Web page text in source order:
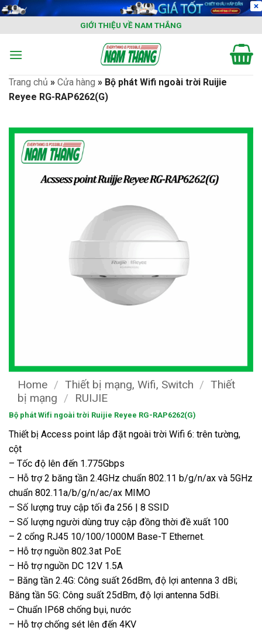
Skip
content
GIỚI THIỆU VỀ NAM THẮNG
Trang chủ » Cửa hàng » Bộ phát Wifi ngoài trời Ruijie
Reyee RG-RAP6262(G)
Home / Thiết bị mạng, Wifi, Switch / Thiết
bị mạng / RUIJIE
Bộ phát Wifi ngoài trời Ruijie Reyee RG-RAP6262(G)
Thiết bị Access point lắp đặt ngoài trời Wifi 6: trên tường,
cột
– Tốc độ lên đến 1.775Gbps
– Hỗ trợ 2 băng tần 2.4GHz chuẩn 802.11 b/g/n/ax và 5GHz
chuẩn 802.11a/b/g/n/ac/ax MIMO
– Số lượng truy cập tối đa 256 | 8 SSID
– Số lượng người dùng truy cập đồng thời đề xuất 100
– 2 cổng RJ45 10/100/1000M Base-T Ethernet.
– Hỗ trợ nguồn 802.3at PoE
– Hỗ trợ nguồn DC 12V 1.5A
– Băng tần 2.4G: Công suất 26dBm, độ lợi antenna 3 dBi;
Băng tần 5G: Công suất 25dBm, độ lợi antenna 5dBi.
– Chuẩn IP68 chống bụi, nước
– Hỗ trợ chống sét lên đến 4KV